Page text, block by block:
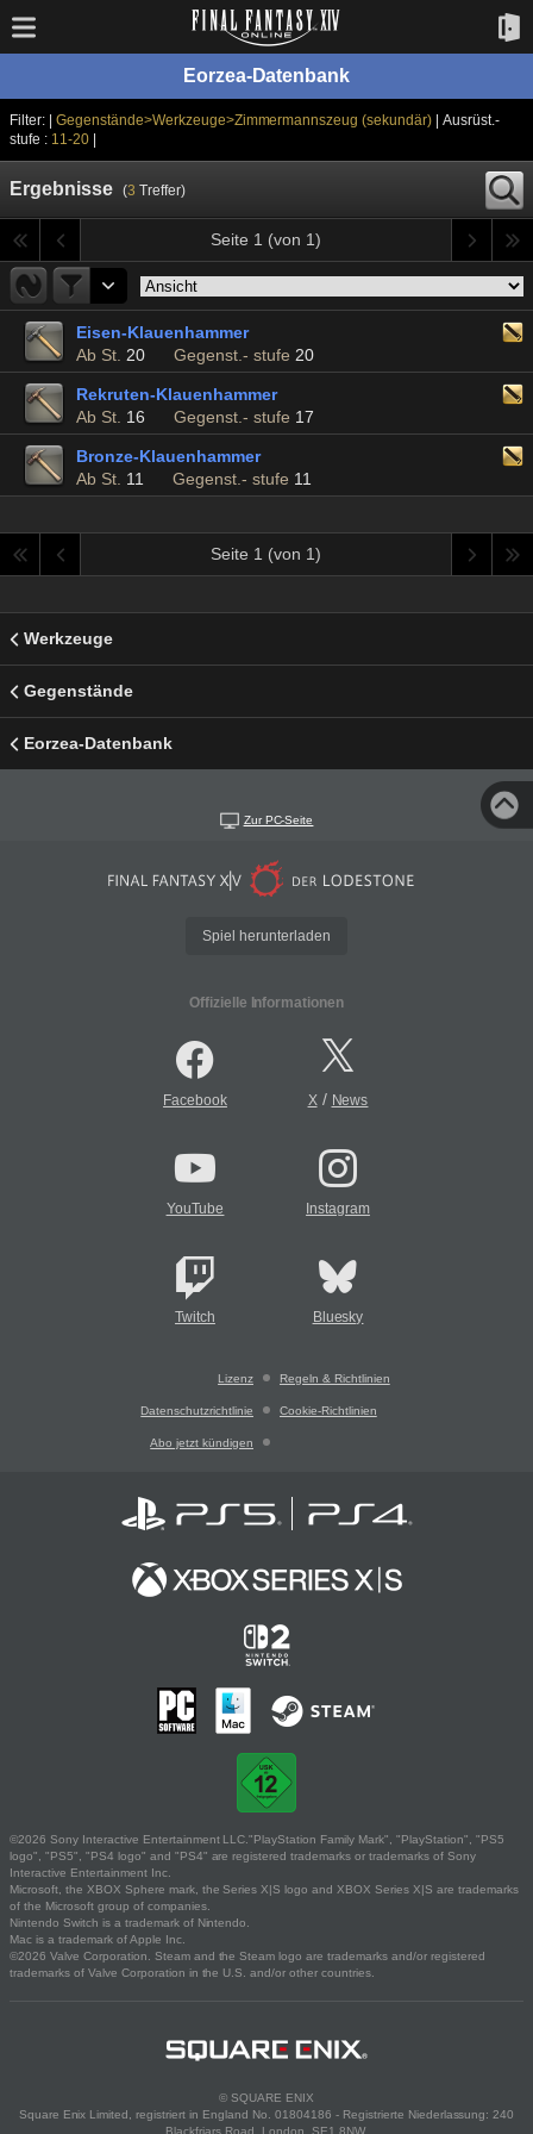
Eorzea-Datenbank
Filter: | Gegenstände>Werkzeuge>Zimmermannszeug (sekundär) | Ausrüst.-
stufe : 11-20|
Ergebnisse (3 Treffer)
Seite 1 (von 1)
Eisen-Klauenhammer
Ab St. 20 Gegenst.- stufe 20
Rekruten-Klauenhammer
Ab St. 16 Gegenst.- stufe 17
Bronze-Klauenhammer
Ab St. 11 Gegenst.- stufe 11
Seite 1 (von 1)
Werkzeuge
Gegenstände
Eorzea-Datenbank
Zur PC-Seite
Spiel herunterladen
Offizielle Informationen
Facebook X/ News
YouTube Instagram
Twitch Bluesky
Lizenz Regeln & Richtlinien
Datenschutzrichtlinie Cookie-Richtlinien
Abo jetzt kündigen
©2026 Sony Interactive Entertainment LLC."PlayStation Family Mark", "PlayStation", "PS5
logo", "PS5", "PS4 logo" and "PS4" are registered trademarks or trademarks of Sony
Interactive Entertainment Inc.
Microsoft, the XBOX Sphere mark, the Series X|S logo and XBOX Series X|S are trademarks
of the Microsoft group of companies.
Nintendo Switch is a trademark of Nintendo.
Mac is a trademark of Apple Inc.
©2026 Valve Corporation. Steam and the Steam logo are trademarks and/or registered
trademarks of Valve Corporation in the U.S. and/or other countries.
© SQUARE ENIX
Square Enix Limited, registriert in England No. 01804186 - Registrierte Niederlassung: 240
Blackfriars Road, London, SE1 8NW.